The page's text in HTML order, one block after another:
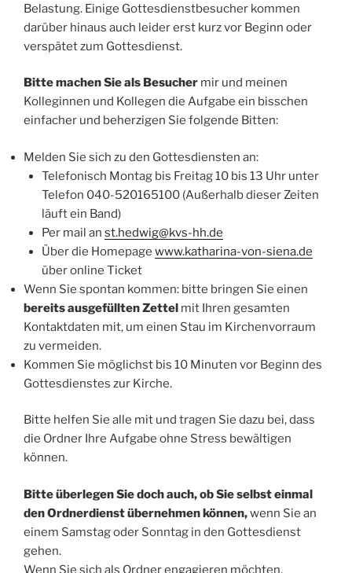
Belastung. Einige Gottesdienstbesucher kommen
darüber hinaus auch leider erst kurz vor Beginn oder
verspätet zum Gottesdienst.
Bitte machen Sie als Besucher mir und meinen
Kolleginnen und Kollegen die Aufgabe ein bisschen
einfacher und beherzigen Sie folgende Bitten:
Melden Sie sich zu den Gottesdiensten an:
Telefonisch Montag bis Freitag 10 bis 13 Uhr unter
Telefon 040-520165100 (Außerhalb dieser Zeiten
läuft ein Band)
Per mail an st.hedwig@kvs-hh.de
Über die Homepage www.katharina-von-siena.de
über online Ticket
Wenn Sie spontan kommen: bitte bringen Sie einen
bereits ausgefüllten Zettel mit Ihren gesamten
Kontaktdaten mit, um einen Stau im Kirchenvorraum
zu vermeiden.
Kommen Sie möglichst bis 10 Minuten vor Beginn des
Gottesdienstes zur Kirche.
Bitte helfen Sie alle mit und tragen Sie dazu bei, dass
die Ordner Ihre Aufgabe ohne Stress bewältigen
können.
Bitte überlegen Sie doch auch, ob Sie selbst einmal
den Ordnerdienst übernehmen können,wenn Sie an
einem Samstag oder Sonntag in den Gottesdienst
gehen.
Wenn Sie sich als Ordner engagieren möchten,